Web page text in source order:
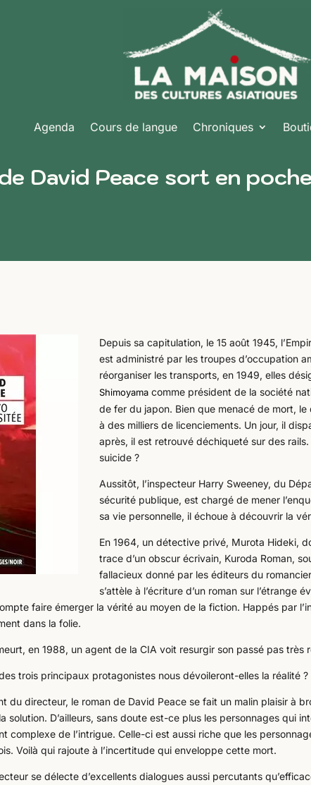
Agenda Cours de langue Chroniques
David Peace sort en
Depuis sa capitulation, le 15 août 1945,
est administré par les troupes d’occupation
réorganiser les transports, en 1949, elles
Shimoyamacomme président de la société
de fer du japon. Bien que menacé de mort,
à des milliers de licenciements. Un jour, il
après, il est retrouvé déchiqueté sur des
suicide ?
Aussitôt, l’inspecteur Harry Sweeney, du
sécurité publique, est chargé de mener
sa vie personnelle, il échoue à découvrir la
En 1964, un détective privé, Murota Hideki,
trace d’un obscur écrivain, Kuroda Roman,
fallacieux donné par les éditeurs du
s’attèle à l’écriture d’un roman sur l’étrange
faire émerger la vérité au moyen de la fiction. Happés par
dans la folie.
en 1988, un agent de la CIA voit resurgir son passé pas très
trois principaux protagonistes nous dévoileront-elles la réalité ?
du directeur, le roman de David Peace se fait un malin plaisir à
D’ailleurs, sans doute est-ce plus les personnages qui
complexe de l’intrigue. Celle-ci est aussi riche que les
Voilà qui rajoute à l’incertitude qui enveloppe cette mort.
se délecte d’excellents dialogues aussi percutants